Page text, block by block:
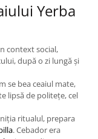
Yerba
context social,
după o zi lungă și
se bea ceaiul mate,
lipsă de politețe, cel
ritualul, prepara
. Cebador era